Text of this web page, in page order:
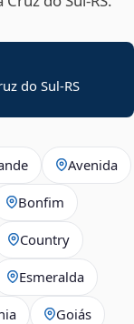
do Sul-RS
Avenida
Bonfim
Country
Esmeralda
Goiás